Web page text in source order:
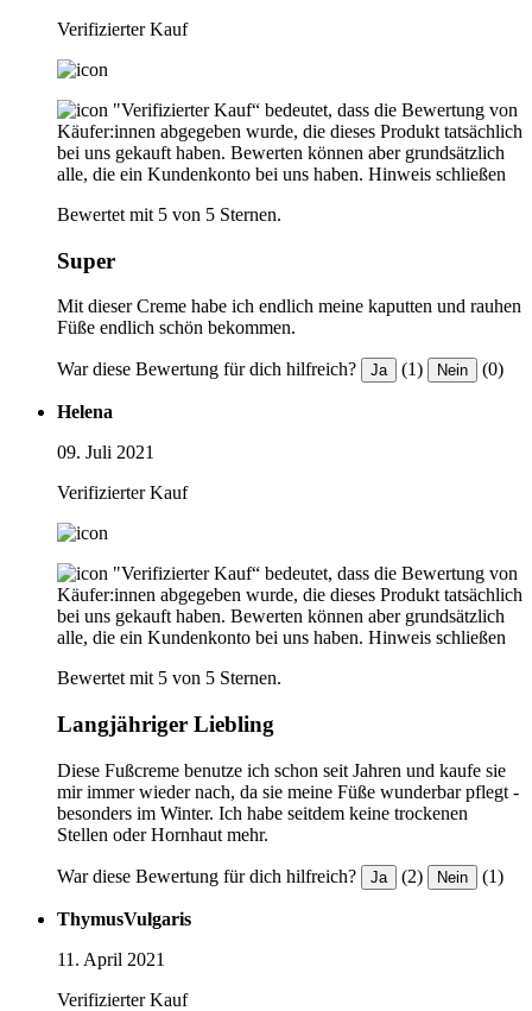
Verifizierter Kauf
"Verifizierter Kauf“ bedeutet, dass die Bewertung von
Käufer:innen abgegeben wurde, die dieses Produkt tatsächlich
bei uns gekauft haben. Bewerten können aber grundsätzlich
alle, die ein Kundenkonto bei uns haben. Hinweis schließen
Bewertet mit 5 von 5 Sternen.
Super
Mit dieser Creme habe ich endlich meine kaputten und rauhen
Füße endlich schön bekommen.
War diese Bewertung für dich hilfreich? Ja (1) Nein (0)
Helena
09. Juli 2021
Verifizierter Kauf
"Verifizierter Kauf“ bedeutet, dass die Bewertung von
Käufer:innen abgegeben wurde, die dieses Produkt tatsächlich
bei uns gekauft haben. Bewerten können aber grundsätzlich
alle, die ein Kundenkonto bei uns haben. Hinweis schließen
Bewertet mit 5 von 5 Sternen.
Langjähriger Liebling
Diese Fußcreme benutze ich schon seit Jahren und kaufe sie
mir immer wieder nach, da sie meine Füße wunderbar pflegt -
besonders im Winter. Ich habe seitdem keine trockenen
Stellen oder Hornhaut mehr.
War diese Bewertung für dich hilfreich? Ja (2) Nein (1)
ThymusVulgaris
11. April 2021
Verifizierter Kauf